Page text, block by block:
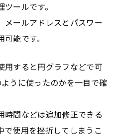
ールです。
メールアドレスとパスワー
能です。
用すると円グラフなどで可
うに使ったのかを一目で確
時間などは追加修正できる
で使用を挫折してしまうこ